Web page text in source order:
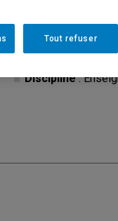
Discipline:
Tout refuser